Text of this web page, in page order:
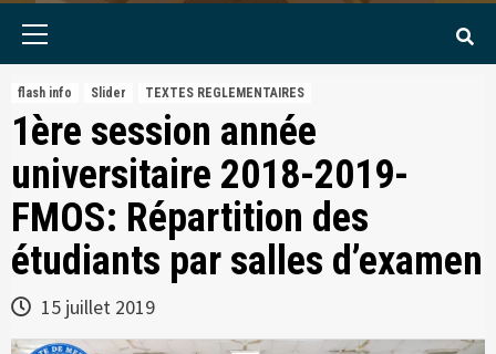
flash info Slider TEXTES REGLEMENTAIRES
1ère session année
universitaire 2018-2019-
FMOS: Répartition des
étudiants par salles d’examen
15 juillet 2019